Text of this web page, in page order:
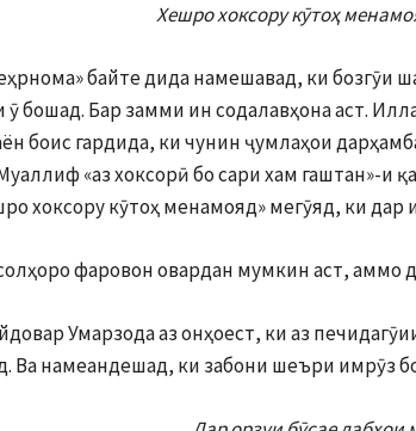
Хешро хоксору кӯтоҳ
байте дида намешавад, ки бозгӯи
ӯ бошад. Бар замми ин содалавҳона аст.
боис гардида, ки чунин ҷумлаҳои
«аз хоксорӣ бо сари хам гаштан»-и
хоксору кӯтоҳ менамояд» мегӯяд, ки
фаровон овардан мумкин аст, аммо
Умарзода аз онҳоест, ки аз
Ва намеандешад, ки забони шеъри имрӯз